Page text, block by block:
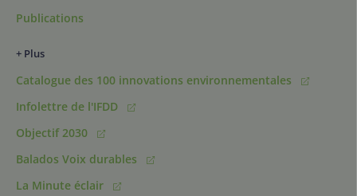
Publications
+ Plus
Catalogue des 100 innovations environnementales
Infolettre de l'IFDD
Objectif 2030
Balados Voix durables
La Minute éclair